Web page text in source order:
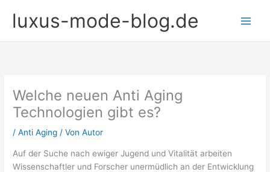
Inhaltluxus-mode-blog.de
Welche neuen Anti Aging
Technologien gibt es?
/Anti Aging / VonAutor
Auf der Suche nach ewiger Jugend und Vitalität arbeiten
Wissenschaftler und Forscher unermüdlich an der Entwicklung